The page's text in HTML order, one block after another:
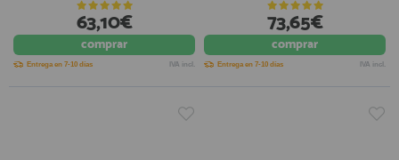
63,10€
comprar
Entrega en 7-10 días IVA incl.
73,65€
comprar
Entrega en 7-10 días IVA incl.